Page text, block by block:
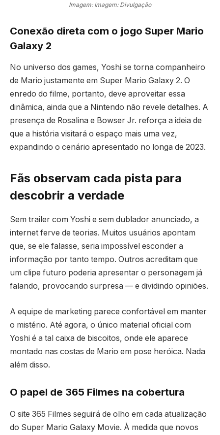
Imagem: Imagem: Divulgação
Conexão direta com o jogo Super Mario
Galaxy 2
No universo dos games, Yoshi se torna companheiro
de Mario justamente em Super Mario Galaxy 2. O
enredo do filme, portanto, deve aproveitar essa
dinâmica, ainda que a Nintendo não revele detalhes. A
presença de Rosalina e Bowser Jr. reforça a ideia de
que a história visitará o espaço mais uma vez,
expandindo o cenário apresentado no longa de 2023.
Fãs observam cada pista para
descobrir a verdade
Sem trailer com Yoshi e sem dublador anunciado, a
internet ferve de teorias. Muitos usuários apontam
que, se ele falasse, seria impossível esconder a
informação por tanto tempo. Outros acreditam que
um clipe futuro poderia apresentar o personagem já
falando, provocando surpresa — e dividindo opiniões.
A equipe de marketing parece confortável em manter
o mistério. Até agora, o único material oficial com
Yoshi é a tal caixa de biscoitos, onde ele aparece
montado nas costas de Mario em pose heróica. Nada
além disso.
O papel de 365 Filmes na cobertura
O site 365 Filmes seguirá de olho em cada atualização
do Super Mario Galaxy Movie. À medida que novos